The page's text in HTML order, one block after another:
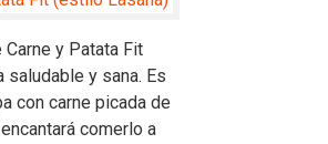
y Patata Fit
y sana. Es
con carne picada de
comerlo a